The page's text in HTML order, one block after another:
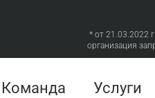
* от 21.03.2022
организация
Команда Услуги